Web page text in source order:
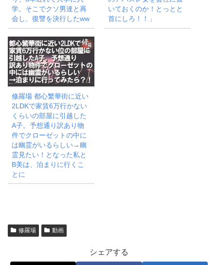
学。そこでクソ男達と再
会し、復讐を決行したww
いておくのか！とっとと
首にしろ！！」
修羅場 都心繁華街に近い
2LDKで家賃6万行かない
くらいの部屋に引越した
A子。予想通り訳あり物
件でクローゼットの中に
は幽霊がいるらしい→幽
霊見たい！となった私と
B美は、泊まりに行くこ
とに
修羅場 動画
シェアする